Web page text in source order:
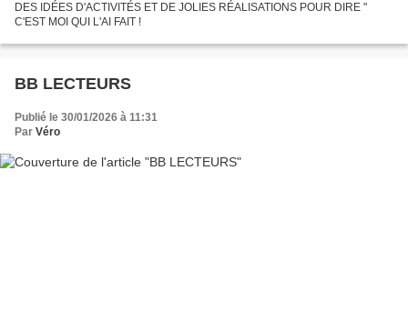
DES IDÉES D'ACTIVITÉS ET DE JOLIES RÉALISATIONS POUR DIRE "
C'EST MOI QUI L'AI FAIT !
BB LECTEURS
Publié le 30/01/2026 à 11:31
Par Véro